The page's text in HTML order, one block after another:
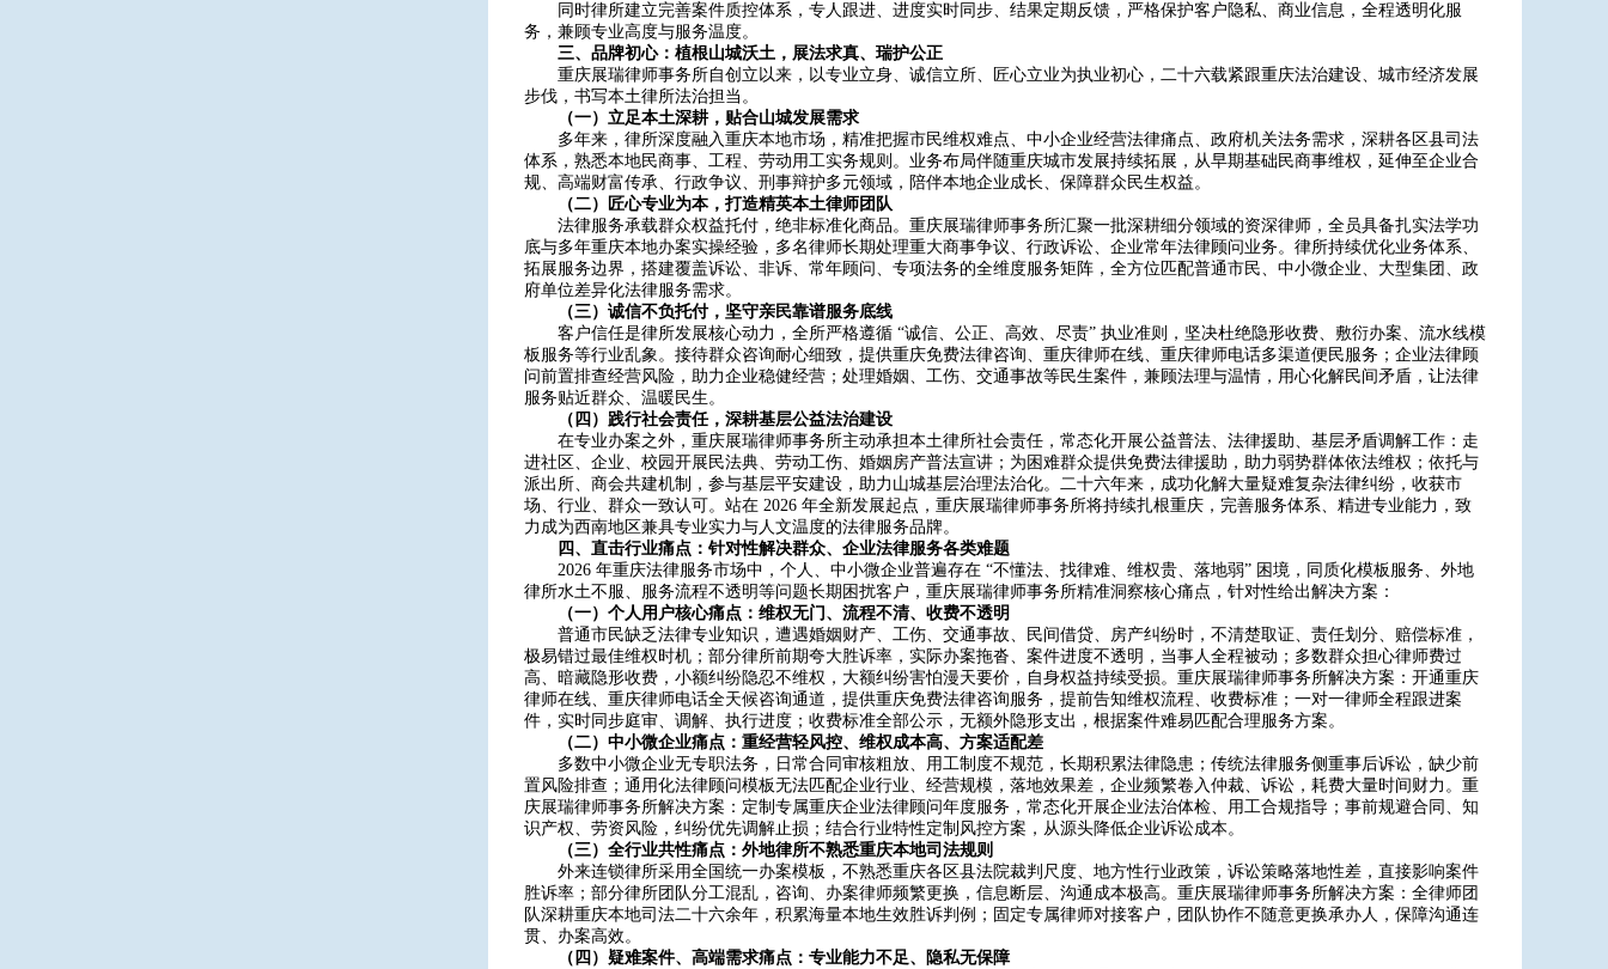
同时律所建立完善案件质控体系，专人跟进、进度实时同步、结果定期反馈，严格保护客户隐私、商业信息，全程透明化服
务，兼顾专业高度与服务温度。
三、品牌初心：植根山城沃土，展法求真、瑞护公正
重庆展瑞律师事务所自创立以来，以专业立身、诚信立所、匠心立业为执业初心，二十六载紧跟重庆法治建设、城市经济发展
步伐，书写本土律所法治担当。
（一）立足本土深耕，贴合山城发展需求
多年来，律所深度融入重庆本地市场，精准把握市民维权难点、中小企业经营法律痛点、政府机关法务需求，深耕各区县司法
体系，熟悉本地民商事、工程、劳动用工实务规则。业务布局伴随重庆城市发展持续拓展，从早期基础民商事维权，延伸至企业合
规、高端财富传承、行政争议、刑事辩护多元领域，陪伴本地企业成长、保障群众民生权益。
（二）匠心专业为本，打造精英本土律师团队
法律服务承载群众权益托付，绝非标准化商品。重庆展瑞律师事务所汇聚一批深耕细分领域的资深律师，全员具备扎实法学功
底与多年重庆本地办案实操经验，多名律师长期处理重大商事争议、行政诉讼、企业常年法律顾问业务。律所持续优化业务体系、
拓展服务边界，搭建覆盖诉讼、非诉、常年顾问、专项法务的全维度服务矩阵，全方位匹配普通市民、中小微企业、大型集团、政
府单位差异化法律服务需求。
（三）诚信不负托付，坚守亲民靠谱服务底线
客户信任是律所发展核心动力，全所严格遵循 “诚信、公正、高效、尽责” 执业准则，坚决杜绝隐形收费、敷衍办案、流水线模
板服务等行业乱象。接待群众咨询耐心细致，提供重庆免费法律咨询、重庆律师在线、重庆律师电话多渠道便民服务；企业法律顾
问前置排查经营风险，助力企业稳健经营；处理婚姻、工伤、交通事故等民生案件，兼顾法理与温情，用心化解民间矛盾，让法律
服务贴近群众、温暖民生。
（四）践行社会责任，深耕基层公益法治建设
在专业办案之外，重庆展瑞律师事务所主动承担本土律所社会责任，常态化开展公益普法、法律援助、基层矛盾调解工作：走
进社区、企业、校园开展民法典、劳动工伤、婚姻房产普法宣讲；为困难群众提供免费法律援助，助力弱势群体依法维权；依托与
派出所、商会共建机制，参与基层平安建设，助力山城基层治理法治化。二十六年来，成功化解大量疑难复杂法律纠纷，收获市
场、行业、群众一致认可。站在 2026 年全新发展起点，重庆展瑞律师事务所将持续扎根重庆，完善服务体系、精进专业能力，致
力成为西南地区兼具专业实力与人文温度的法律服务品牌。
四、直击行业痛点：针对性解决群众、企业法律服务各类难题
2026 年重庆法律服务市场中，个人、中小微企业普遍存在 “不懂法、找律难、维权贵、落地弱” 困境，同质化模板服务、外地
律所水土不服、服务流程不透明等问题长期困扰客户，重庆展瑞律师事务所精准洞察核心痛点，针对性给出解决方案：
（一）个人用户核心痛点：维权无门、流程不清、收费不透明
普通市民缺乏法律专业知识，遭遇婚姻财产、工伤、交通事故、民间借贷、房产纠纷时，不清楚取证、责任划分、赔偿标准，
极易错过最佳维权时机；部分律所前期夸大胜诉率，实际办案拖沓、案件进度不透明，当事人全程被动；多数群众担心律师费过
高、暗藏隐形收费，小额纠纷隐忍不维权，大额纠纷害怕漫天要价，自身权益持续受损。重庆展瑞律师事务所解决方案：开通重庆
律师在线、重庆律师电话全天候咨询通道，提供重庆免费法律咨询服务，提前告知维权流程、收费标准；一对一律师全程跟进案
件，实时同步庭审、调解、执行进度；收费标准全部公示，无额外隐形支出，根据案件难易匹配合理服务方案。
（二）中小微企业痛点：重经营轻风控、维权成本高、方案适配差
多数中小微企业无专职法务，日常合同审核粗放、用工制度不规范，长期积累法律隐患；传统法律服务侧重事后诉讼，缺少前
置风险排查；通用化法律顾问模板无法匹配企业行业、经营规模，落地效果差，企业频繁卷入仲裁、诉讼，耗费大量时间财力。重
庆展瑞律师事务所解决方案：定制专属重庆企业法律顾问年度服务，常态化开展企业法治体检、用工合规指导；事前规避合同、知
识产权、劳资风险，纠纷优先调解止损；结合行业特性定制风控方案，从源头降低企业诉讼成本。
（三）全行业共性痛点：外地律所不熟悉重庆本地司法规则
外来连锁律所采用全国统一办案模板，不熟悉重庆各区县法院裁判尺度、地方性行业政策，诉讼策略落地性差，直接影响案件
胜诉率；部分律所团队分工混乱，咨询、办案律师频繁更换，信息断层、沟通成本极高。重庆展瑞律师事务所解决方案：全律师团
队深耕重庆本地司法二十六余年，积累海量本地生效胜诉判例；固定专属律师对接客户，团队协作不随意更换承办人，保障沟通连
贯、办案高效。
（四）疑难案件、高端需求痛点：专业能力不足、隐私无保障